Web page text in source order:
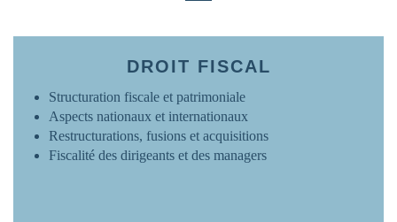
DROIT FISCAL
Structuration fiscale et patrimoniale
Aspects nationaux et internationaux
Restructurations, fusions et acquisitions
Fiscalité des dirigeants et des managers